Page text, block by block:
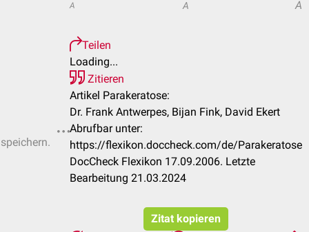
A A A
Teilen
Loading...
Zitieren
Artikel Parakeratose:
Dr. Frank Antwerpes, Bijan Fink, David Ekert
Abrufbar unter:
https://flexikon.doccheck.com/de/Parakeratose
DocCheck Flexikon 17.09.2006. Letzte
Bearbeitung 21.03.2024
Zitat kopieren